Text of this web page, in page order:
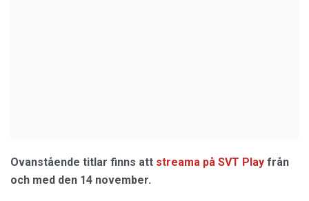
Ovanstående titlar finns att streama på SVT Play från
och med den 14 november.